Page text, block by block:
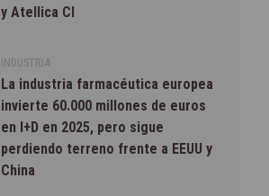
y Atellica CI
INDUSTRIA
La industria farmacéutica europea
invierte 60.000 millones de euros
en I+D en 2025, pero sigue
perdiendo terreno frente a EEUU y
China